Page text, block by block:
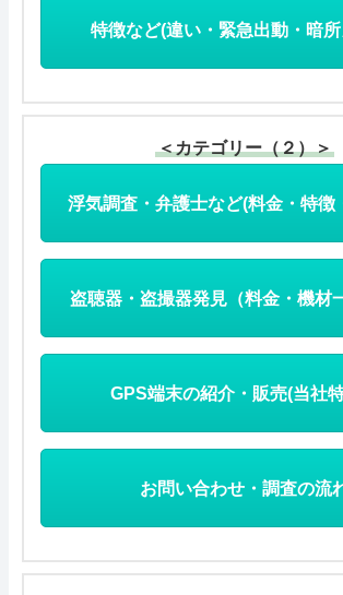
特徴など(違い・緊急出動・暗
＜カテゴリー（２）＞
浮気調査・弁護士など(料金・特徴
盗聴器・盗撮器発見（料金・機材
GPS端末の紹介・販売(当社
お問い合わせ・調査の流